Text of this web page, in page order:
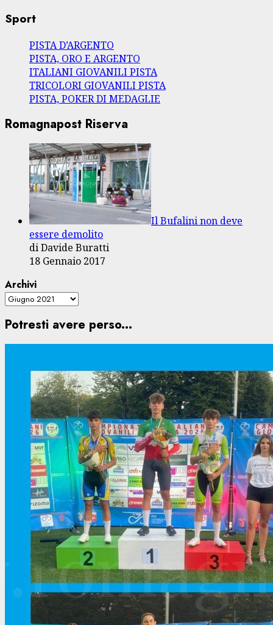
Sport
PISTA D’ARGENTO
PISTA, ORO E ARGENTO
ITALIANI GIOVANILI PISTA
TRICOLORI GIOVANILI PISTA
PISTA, POKER DI MEDAGLIE
Romagnapost Riserva
Il Bufalini non deve
essere demolito
di Davide Buratti
18 Gennaio 2017
Archivi
Potresti avere perso...